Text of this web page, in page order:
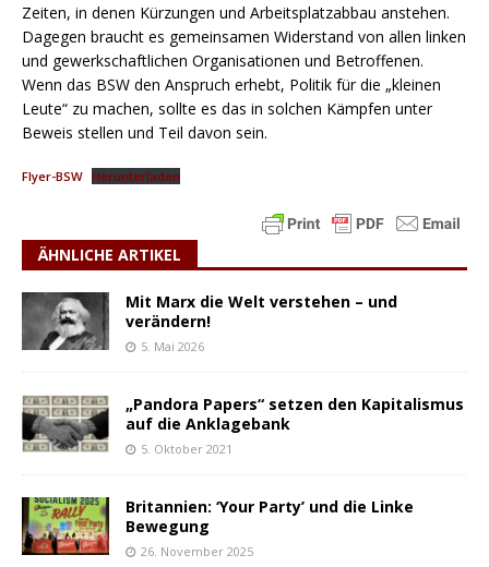
Zeiten, in denen Kürzungen und Arbeitsplatzabbau anstehen.
Dagegen braucht es gemeinsamen Widerstand von allen linken
und gewerkschaftlichen Organisationen und Betroffenen.
Wenn das BSW den Anspruch erhebt, Politik für die „kleinen
Leute“ zu machen, sollte es das in solchen Kämpfen unter
Beweis stellen und Teil davon sein.
Flyer-BSW Herunterladen
ÄHNLICHE ARTIKEL
Mit Marx die Welt verstehen – und
verändern!
5. Mai 2026
„Pandora Papers“ setzen den Kapitalismus
auf die Anklagebank
5. Oktober 2021
Britannien: ‘Your Party’ und die Linke
Bewegung
26. November 2025